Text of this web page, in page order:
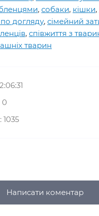
, собаки, кішки,
догляду, сімейний
, співжиття з
тварин
0
Написати коментар